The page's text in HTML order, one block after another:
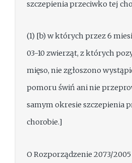
szczepienia przeciwko tej
(1) [b) w których przez 6
03-10 zwierząt, z których
mięso, nie zgłoszono
pomoru świń ani nie
samym okresie szczepienia
chorobie.]
O Rozporządzenie 2073/2005